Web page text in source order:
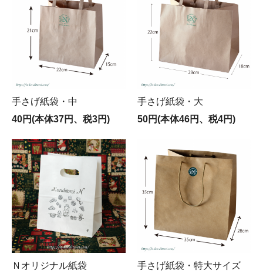
手さげ紙袋・中
40円(本体37円、税3円)
手さげ紙袋・大
50円(本体46円、税4円)
Ｎオリジナル紙袋
手さげ紙袋・特大サイズ